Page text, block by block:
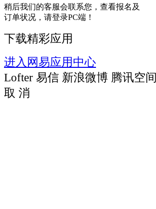
稍后我们的客服会联系您，查看报名及
订单状况，请登录PC端！
下载精彩应用
进入网易应用中心
Lofter 易信 新浪微博 腾讯空间
取 消